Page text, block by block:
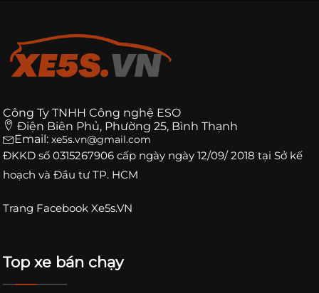
Công Ty TNHH Công nghệ ESO
Điện Biên Phủ, Phường 25, Bình Thạnh
Email: xe5s.vn@gmail.com
ĐKKD số 0315267906 cấp ngày ngày 12/09/ 2018 tại Sở kế
hoạch và Đầu tư TP. HCM
Trang Facebook Xe5s.VN
Top xe bán chạy